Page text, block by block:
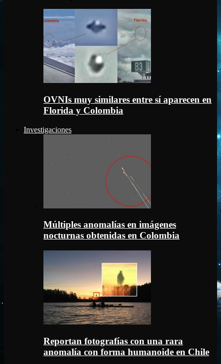
OVNIs muy similares entre sí aparecen en
Florida y Colombia
Investigaciones
Múltiples anomalías en imágenes
nocturnas obtenidas en Colombia
Reportan fotografías con una rara
anomalía con forma humanoide en Chile